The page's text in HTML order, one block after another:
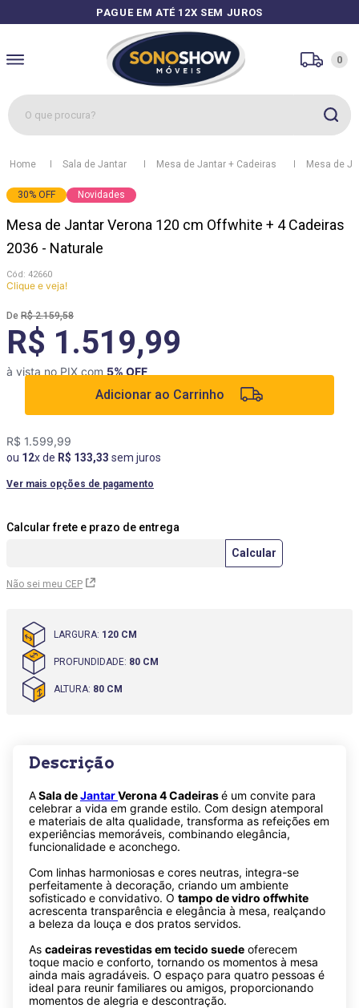
PAGUE EM ATÉ 12X SEM JUROS
0
O que procura?
Sala de Jantar Mesa de Jantar + Cadeiras Mesa de
30% OFF Novidades
Mesa de Jantar Verona 120 cm Offwhite + 4 Cadeiras
2036 - Naturale
: 42660
Clique e veja!
R$ 2.159,58
R$ 1.519,99
à vista no PIX com 5% OFF
Adicionar ao Carrinho
R$ 1.599,99
ou 12x de R$ 133,33 sem juros
Ver mais opções de pagamento
Não sei meu CEP
LARGURA: 120 CM
PROFUNDIDADE: 80 CM
ALTURA: 80 CM
Descrição
ASala deJantarVerona 4 Cadeirasé um convite para
celebrar a vida em grande estilo. Com design atemporal
e materiais de alta qualidade, transforma as refeições em
experiências memoráveis, combinando elegância,
funcionalidade e aconchego.
Com linhas harmoniosas e cores neutras, integra-se
perfeitamente à decoração, criando um ambiente
sofisticado e convidativo. O tampo de vidro offwhite
acrescenta transparência e elegância à mesa, realçando
a beleza da louça e dos pratos servidos.
As cadeiras revestidas em tecido suede oferecem
toque macio e conforto, tornando os momentos à mesa
ainda mais agradáveis. O espaço para quatro pessoas é
ideal para reunir familiares ou amigos, proporcionando
momentos de alegria e descontração.
3º cozinhas
4 º sofá
6º mesa
7º cozinha módulos
8 º
9º box